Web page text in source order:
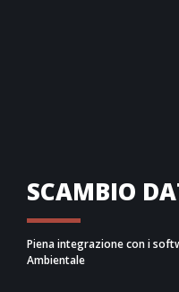
SCAMBIO
Piena integrazione con i
Ambientale